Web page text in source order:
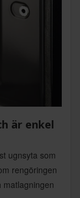
är enkel
ugnsyta som
rengöringen
matlagningen